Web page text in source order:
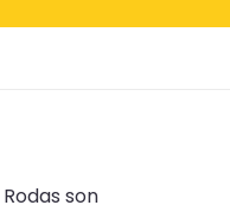
son